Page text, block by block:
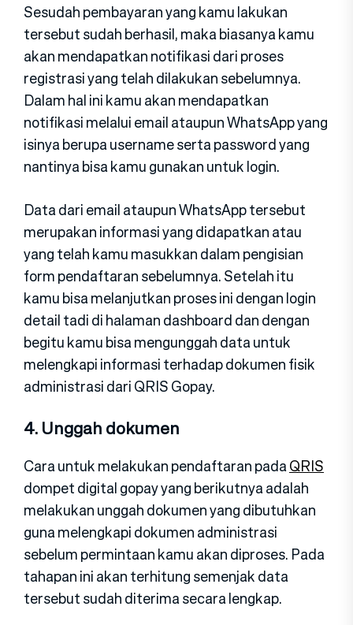
Sesudah pembayaran yang kamu lakukan
tersebut sudah berhasil, maka biasanya kamu
akan mendapatkan notifikasi dari proses
registrasi yang telah dilakukan sebelumnya.
Dalam hal ini kamu akan mendapatkan
notifikasi melalui email ataupun WhatsApp yang
isinya berupa username serta password yang
nantinya bisa kamu gunakan untuk login.
Data dari email ataupun WhatsApp tersebut
merupakan informasi yang didapatkan atau
yang telah kamu masukkan dalam pengisian
form pendaftaran sebelumnya. Setelah itu
kamu bisa melanjutkan proses ini dengan login
detail tadi di halaman dashboard dan dengan
begitu kamu bisa mengunggah data untuk
melengkapi informasi terhadap dokumen fisik
administrasi dari QRIS Gopay.
4. Unggah dokumen
Cara untuk melakukan pendaftaran padaQRIS
dompet digital gopay yang berikutnya adalah
melakukan unggah dokumen yang dibutuhkan
guna melengkapi dokumen administrasi
sebelum permintaan kamu akan diproses. Pada
tahapan ini akan terhitung semenjak data
tersebut sudah diterima secara lengkap.